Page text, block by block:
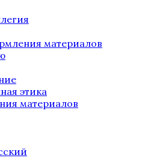
материалов
этика
материалов